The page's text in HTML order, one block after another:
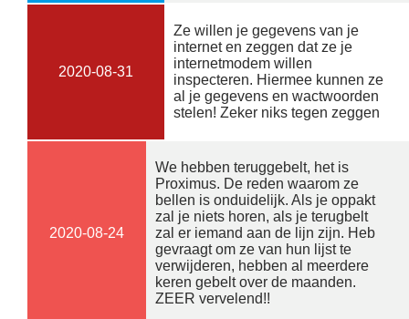
2020-08-31
Ze willen je gegevens van je
internet en zeggen dat ze je
internetmodem willen
inspecteren. Hiermee kunnen ze
al je gegevens en wactwoorden
stelen! Zeker niks tegen zeggen
2020-08-24
We hebben teruggebelt, het is
Proximus. De reden waarom ze
bellen is onduidelijk. Als je oppakt
zal je niets horen, als je terugbelt
zal er iemand aan de lijn zijn. Heb
gevraagt om ze van hun lijst te
verwijderen, hebben al meerdere
keren gebelt over de maanden.
ZEER vervelend!!